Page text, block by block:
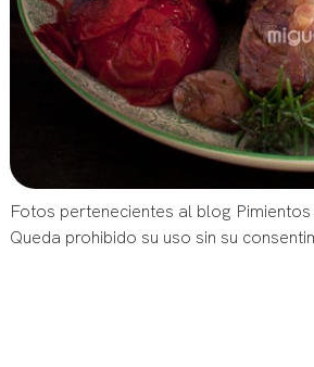
Fotos pertenecientes al blog Pimientos
Queda prohibido su uso sin su